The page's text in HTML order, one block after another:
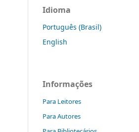
Idioma
Português (Brasil)
English
Informações
Para Leitores
Para Autores